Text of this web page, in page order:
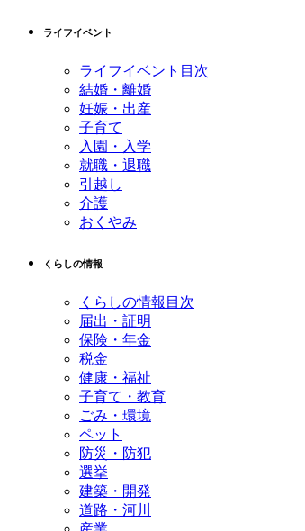
ライフイベント
ライフイベント目次
結婚・離婚
妊娠・出産
子育て
入園・入学
就職・退職
引越し
介護
おくやみ
くらしの情報
くらしの情報目次
届出・証明
保険・年金
税金
健康・福祉
子育て・教育
ごみ・環境
ペット
防災・防犯
選挙
建築・開発
道路・河川